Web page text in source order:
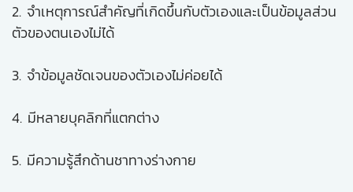
2. จำเหตุการณ์สำคัญที่เกิดขึ้นกับตัวเองและเป็นข้อมูลส่วน
ตัวของตนเองไม่ได้
3. จำข้อมูลชัดเจนของตัวเองไม่ค่อยได้
4. มีหลายบุคลิกที่แตกต่าง
5. มีความรู้สึกด้านชาทางร่างกาย